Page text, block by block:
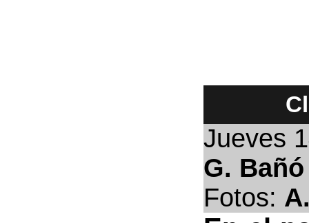
Jueves
G. Bañó
Fotos: